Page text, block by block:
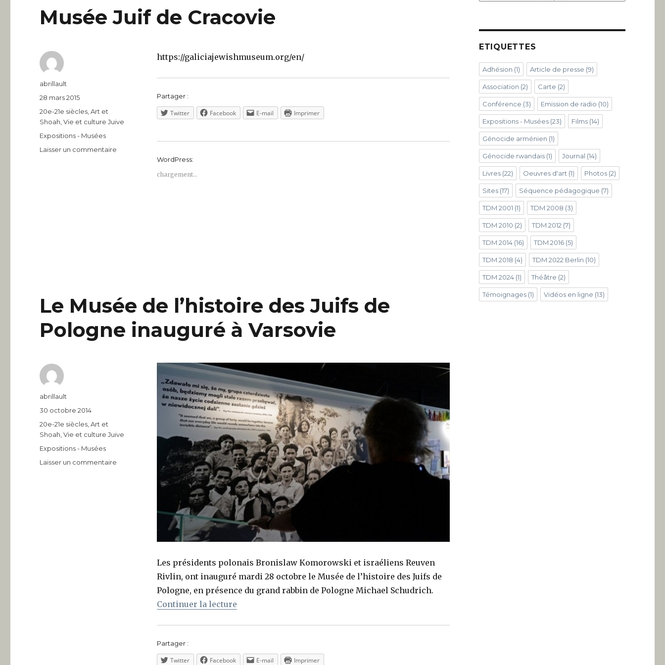
Musée Juif de Cracovie
https://galiciajewishmuseum.org/en/
Partager :
Twitter Facebook E-mail Imprimer
WordPress:
chargement…
Auteur
abrillault
Publié
28 mars 2015
Catégories
20e-21e siècles ,Art et
Shoah ,Vie et culture Juive
Étiquettes
Expositions - Musées
Laisser un commentaire
Le Musée de l’histoire des Juifs de
Pologne inauguré à Varsovie
Les présidents polonais Bronislaw Komorowski et israéliens Reuven
Rivlin, ont inauguré mardi 28 octobre le Musée de l’histoire des Juifs de
Pologne, en présence du grand rabbin de Pologne Michael Schudrich.
Continuer la lecturede « Le Musée de l’histoire des Juifs de Pologne inauguré à Varsovie »
Partager :
Twitter Facebook E-mail Imprimer
Auteur
abrillault
Publié
30 octobre 2014
Catégories
20e-21e siècles ,Art et
Shoah ,Vie et culture Juive
Étiquettes
Expositions - Musées
Laisser un commentaire
ETIQUETTES
Adhésion (1) Article de presse (9)
Association (2) Carte (2)
Conférence (3) Emission de radio (10)
Expositions - Musées(23) Films(14)
Génocide arménien (1)
Génocide rwandais(1) Journal (14)
Livres(22) Oeuvres d'art (1) Photos(2)
Sites(17) Séquence pédagogique (7)
TDM 2001 (1) TDM 2008 (3)
TDM 2010 (2) TDM 2012 (7)
TDM 2014(16) TDM 2016(5)
TDM 2018 (4) TDM 2022 Berlin (10)
TDM 2024(1) Théâtre (2)
Témoignages(1) Vidéos en ligne (13)